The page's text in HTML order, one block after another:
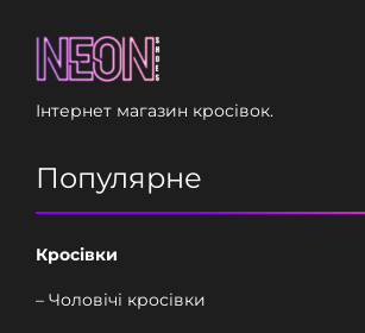
Інтернет магазин кросівок.
Популярне
Кросівки
– Чоловічі кросівки